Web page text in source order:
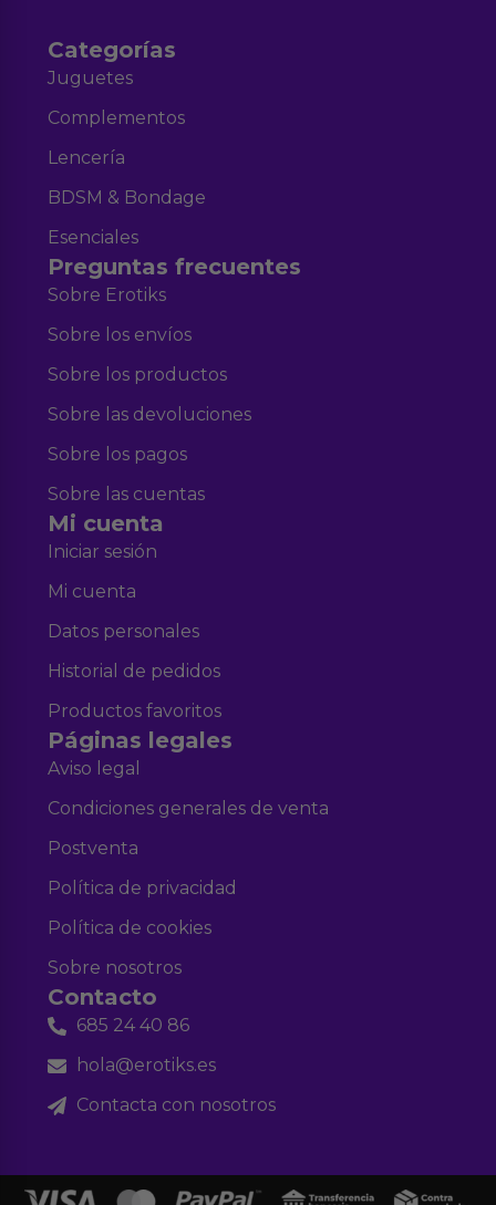
Categorías
Juguetes
Complementos
Lencería
BDSM & Bondage
Esenciales
Preguntas frecuentes
Sobre Erotiks
Sobre los envíos
Sobre los productos
Sobre las devoluciones
Sobre los pagos
Sobre las cuentas
Mi cuenta
Iniciar sesión
Mi cuenta
Datos personales
Historial de pedidos
Productos favoritos
Páginas legales
Aviso legal
Condiciones generales de venta
Postventa
Política de privacidad
Política de cookies
Sobre nosotros
Contacto
685 24 40 86
hola@erotiks.es
Contacta con nosotros